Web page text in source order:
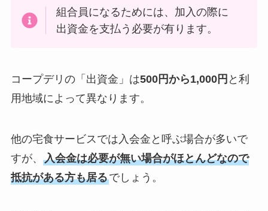
組合員になるためには、加入の際に
出資金を支払う必要が有ります。
コープデリの「出資金」は500円から1,000円 と利
用地域によって異なります。
他の宅食サービスでは入会金と呼ぶ場合が多いで
すが、 入会金は必要が無い場合がほとんどなので
抵抗がある方も居るでしょう。